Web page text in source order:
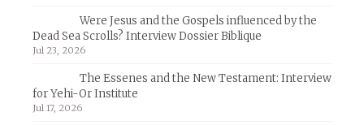
Were Jesus and the Gospels influenced by the
Dead Sea Scrolls? Interview Dossier Biblique
Jul 23, 2026
The Essenes and the New Testament: Interview
for Yehi-Or Institute
Jul 17, 2026